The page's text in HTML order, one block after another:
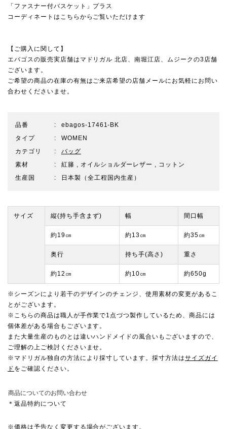
「ファスナー付バスケット」プラス
コーディネートはこちらからご覧いただけます
【ご購入に関して】
エバゴスの販売実店舗は マドリガル 北店、南堀江店、ムジーク の3店舗
ございます。
ご希望の商品の在庫の有無はご来店希望の店舗メールにお気軽にお問い
合わせくださいませ。
品番
ebagos-17461-BK
タイプ
WOMEN
カテゴリ
バッグ
素材
紅籐 , オイルショルダーレザー , コットン
生産国
日本製（全工程国内生産）
サイズ 縦(持ち手含まず) 幅 間口幅
約19㎝ 約13㎝ 約35㎝
奥行 持ち手(高さ) 重さ
約12㎝ 約10㎝ 約650g
※シーズンにより若干のデザインのチェンジ、使用素材の変更があるこ
とがございます。
※こちらの商品は職人が手作業で1点づつ製作しているため、商品には
個体差がある場合もございます。
また大量生産のものとは違いハンドメイドの風合いもございますので、
ご理解の上ご検討くださいませ。
※マドリガル独自の方法により採寸しています。採寸方法はサイズガイ
ド をご確認ください。
商品についてのお問い合わせ
＊返品特約について
※価格は予告なく変更する場合がございます。